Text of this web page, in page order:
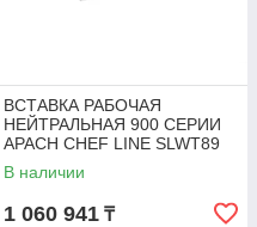
ВСТАВКА РАБОЧАЯ
НЕЙТРАЛЬНАЯ 900 СЕРИИ
APACH CHEF LINE SLWT89
В наличии
1 060 941 ₸